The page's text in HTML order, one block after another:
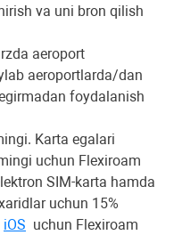
va uni bron qilish
aeroport
aeroportlarda/dan
foydalanish
Karta egalari
uchun Flexiroam
SIM-karta hamda
uchun 15%
iOS uchun Flexiroam